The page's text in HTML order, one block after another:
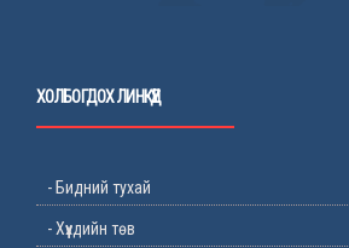
ХОЛБОГДОХ ЛИНКҮҮД
- Бидний тухай
- Хүүхдийн төв